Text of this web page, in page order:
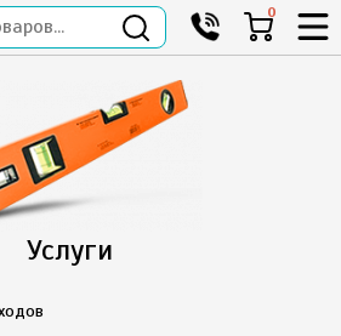
0
Услуги